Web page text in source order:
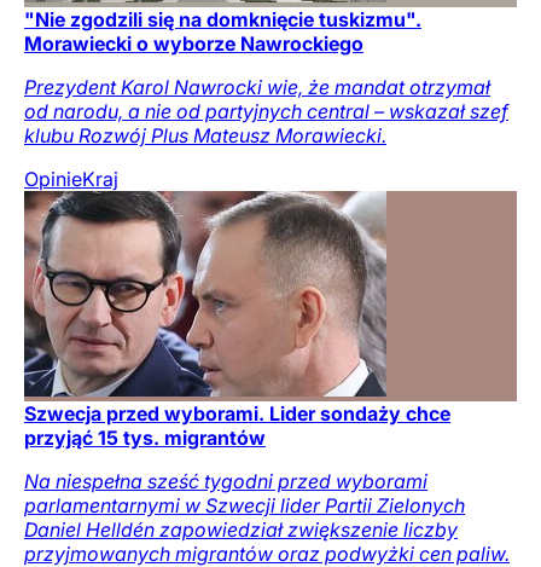
"Nie zgodzili się na domknięcie tuskizmu".
Morawiecki o wyborze Nawrockiego
Prezydent Karol Nawrocki wie, że mandat otrzymał
od narodu, a nie od partyjnych central – wskazał szef
klubu Rozwój Plus Mateusz Morawiecki.
OpinieKraj
Szwecja przed wyborami. Lider sondaży chce
przyjąć 15 tys. migrantów
Na niespełna sześć tygodni przed wyborami
parlamentarnymi w Szwecji lider Partii Zielonych
Daniel Helldén zapowiedział zwiększenie liczby
przyjmowanych migrantów oraz podwyżki cen paliw.